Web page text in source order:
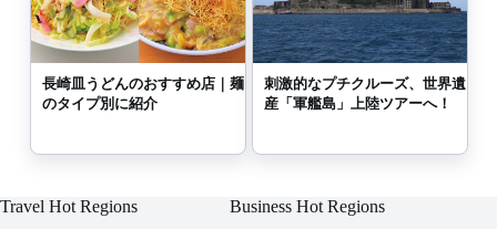
長崎皿うどんのおすすめ店｜麺
のタイプ別に紹介
刺激的なプチクルーズ、世界遺
産「軍艦島」上陸ツアーへ！
Travel Hot Regions Business Hot Regions